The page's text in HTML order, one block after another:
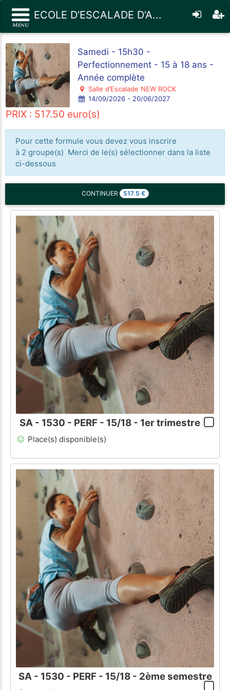
ECOLE D'ESCALADE D'A...
Samedi - 15h30 -
Perfectionnement - 15 à 18 ans -
Année complète
Salle d’Escalade NEW ROCK
14/09/2026 - 20/06/2027
PRIX : 517.50 euro(s)
Pour cette formule vous devez vous inscrire
à 2 groupe(s) Merci de le(s) sélectionner dans la liste
ci-dessous
CONTINUER 517.5 €
SA - 1530 - PERF - 15/18 - 1er trimestre
Place(s) disponible(s)
SA - 1530 - PERF - 15/18 - 2ème semestre